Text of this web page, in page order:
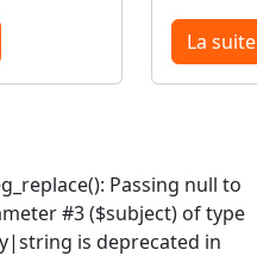
La suite
Passing null to
#3 ($subject) of type
is deprecated in